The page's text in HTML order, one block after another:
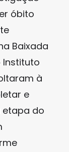
óbito
Baixada
Instituto
à
e
etapa do